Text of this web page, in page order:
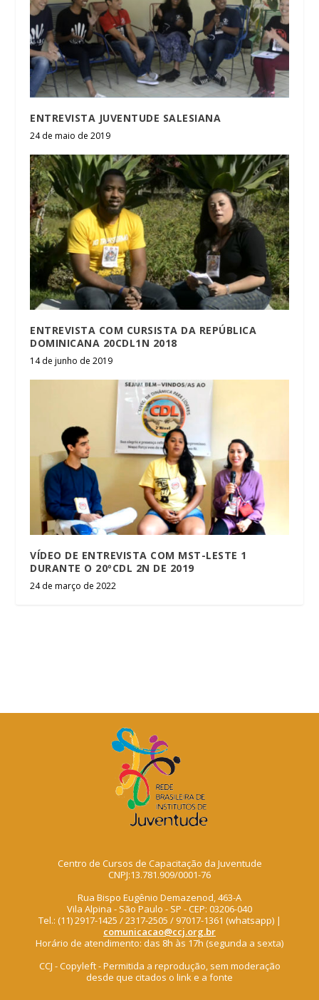
ENTREVISTA JUVENTUDE SALESIANA
24 de maio de 2019
ENTREVISTA COM CURSISTA DA REPÚBLICA
DOMINICANA 20CDL1N 2018
14 de junho de 2019
VÍDEO DE ENTREVISTA COM MST-LESTE 1
DURANTE O 20ºCDL 2N DE 2019
24 de março de 2022
Centro de Cursos de Capacitação da Juventude
CNPJ:13.781.909/0001-76
Rua Bispo Eugênio Demazenod, 463-A
Vila Alpina - São Paulo - SP - CEP: 03206-040
Tel.: (11) 2917-1425 / 2317-2505 / 97017-1361 (whatsapp) |
comunicacao@ccj.org.br
Horário de atendimento: das 8h às 17h (segunda a sexta)
CCJ - Copyleft - Permitida a reprodução, sem moderação
desde que citados o link e a fonte